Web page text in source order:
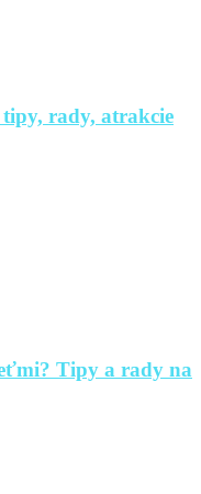
rady, atrakcie
Tipy a rady na